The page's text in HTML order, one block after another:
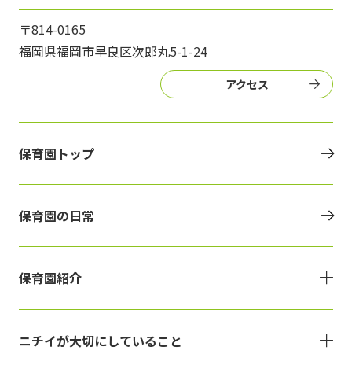
〒814-0165
福岡県福岡市早良区次郎丸5-1-24
アクセス
保育園トップ
保育園の日常
保育園紹介
ニチイが大切にしていること